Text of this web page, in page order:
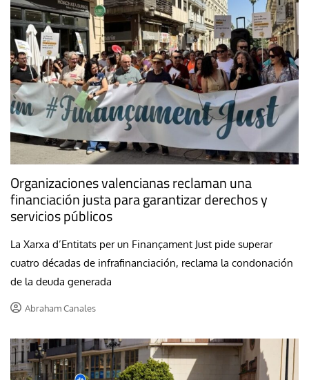
Organizaciones valencianas reclaman una
financiación justa para garantizar derechos y
servicios públicos
La Xarxa d’Entitats per un Finançament Just pide superar
cuatro décadas de infrafinanciación, reclama la condonación
de la deuda generada
Abraham Canales